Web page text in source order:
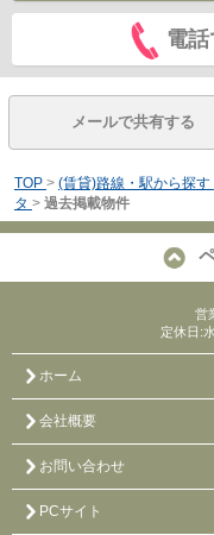
電
メールで共有する
TOP > (賃貸)路線・駅から探す
タ > 過去掲載物件
営
定休日:
ホーム
会社概要
お問い合わせ
PCサイト